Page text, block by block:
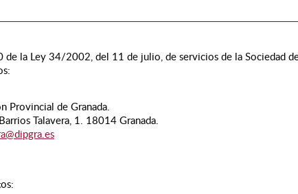
la Ley 34/2002, del 11 de julio, de servicios de la Sociedad
Provincial de Granada.
Talavera, 1. 18014 Granada.